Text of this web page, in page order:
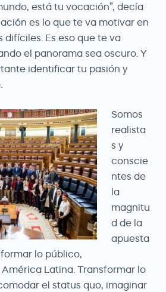
está tu vocación”, decía
es lo que te va motivar en
difíciles. Es eso que te va
el panorama sea oscuro. Y
identificar tu pasión y
Somos
realista
s y
conscie
ntes de
la
magnitu
d de la
apuesta
lo público,
Latina. Transformar lo
el status quo, imaginar